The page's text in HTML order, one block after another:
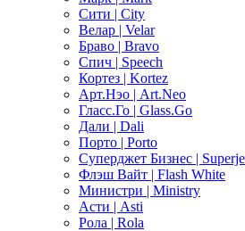
Сити | City
Велар | Velar
Браво | Bravo
Спич | Speech
Кортез | Kortez
Арт.Нэо | Art.Neo
Гласс.Го | Glass.Go
Дали | Dali
Порто | Porto
Суперджет Бизнес |
Флэш Вайт | Flash White
Министри | Ministry
Асти | Asti
Рола | Rola